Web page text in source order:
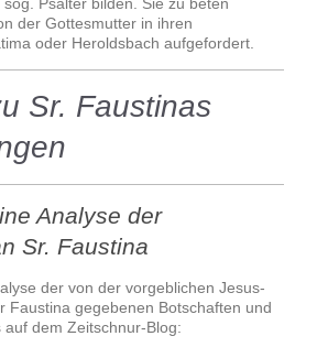
Psalter bilden. Sie zu beten
der Gottesmutter in ihren
oder Heroldsbach aufgefordert.
Sr. Faustinas
Analyse der
Sr. Faustina
der von der vorgeblichen Jesus-
Faustina gegebenen Botschaften und
dem Zeitschnur-Blog: